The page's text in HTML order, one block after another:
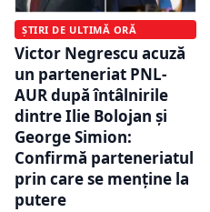
ȘTIRI DE ULTIMĂ ORĂ
Victor Negrescu acuză
un parteneriat PNL-
AUR după întâlnirile
dintre Ilie Bolojan și
George Simion:
Confirmă parteneriatul
prin care se menține la
putere